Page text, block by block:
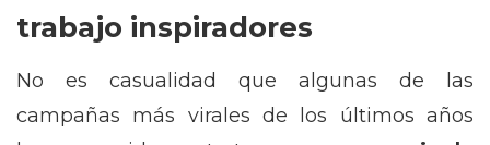
trabajo inspiradores
No es casualidad que algunas de las
campañas más virales de los últimos años